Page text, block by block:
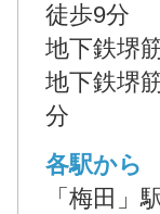
徒歩9分
地下鉄堺
地下鉄堺
分
各駅から
「梅田」